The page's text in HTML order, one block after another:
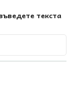
текста